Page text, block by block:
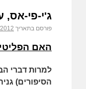
ג'י-פי-אס,
פורסם בתאריך
האם
למרות דברי
הסיפורים)